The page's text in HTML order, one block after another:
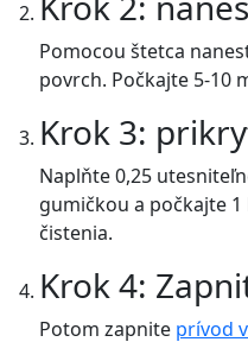
Pomocou štetca
povrch. Počkajte 5-10
Krok 3:
Naplňte 0,25
gumičkou a počkajte
čistenia.
Krok 4:
Potom zapnite prívod